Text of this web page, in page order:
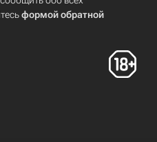
формой обратной